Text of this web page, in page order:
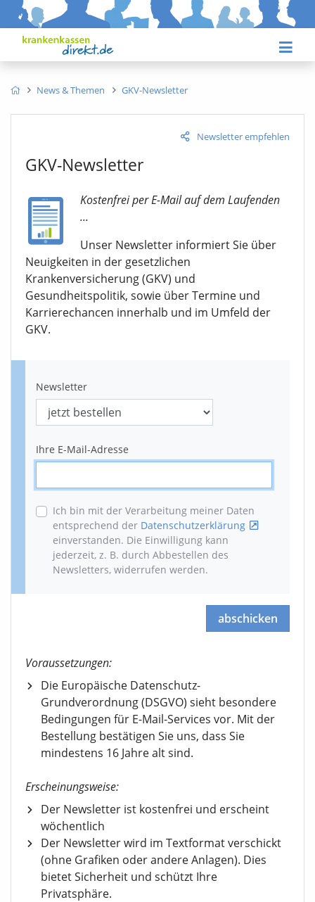
News & Themen GKV-Newsletter
Newsletter empfehlen
GKV-Newsletter
Kostenfrei per E-Mail auf dem Laufenden
...
Unser Newsletter informiert Sie über
Neuigkeiten in der gesetzlichen
Krankenversicherung (GKV) und
Gesundheitspolitik, sowie über Termine und
Karrierechancen innerhalb und im Umfeld der
GKV.
Newsletter
Ihre E-Mail-Adresse
Ich bin mit der Verarbeitung meiner Daten
entsprechend der Datenschutzerklärung
einverstanden. Die Einwilligung kann
jederzeit, z. B. durch Abbestellen des
Newsletters, widerrufen werden.
abschicken
Voraussetzungen:
Die Europäische Datenschutz-
Grundverordnung (DSGVO) sieht besondere
Bedingungen für E-Mail-Services vor. Mit der
Bestellung bestätigen Sie uns, dass Sie
mindestens 16 Jahre alt sind.
Erscheinungsweise:
Der Newsletter ist kostenfrei und erscheint
wöchentlich
Der Newsletter wird im Textformat verschickt
(ohne Grafiken oder andere Anlagen). Dies
bietet Sicherheit und schützt Ihre
Privatsphäre.